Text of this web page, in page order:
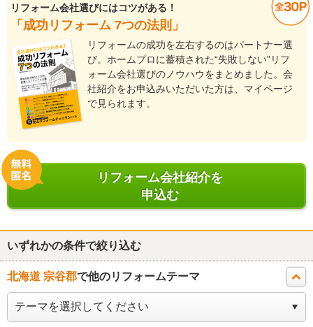
リフォーム会社選びにはコツがある！
「成功リフォーム 7つの法則」
リフォームの成功を左右するのはパートナー選
び。ホームプロに蓄積された“失敗しない”リフ
ォーム会社選びのノウハウをまとめました。会
社紹介をお申込みいただいた方は、マイページ
で見られます。
リフォーム会社紹介を
申込む
いずれかの条件で絞り込む
北海道 宗谷郡で他のリフォームテーマ